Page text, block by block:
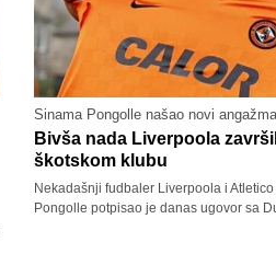
Sinama Pongolle našao novi
Bivša nada Liverpoola
škotskom klubu
Nekadašnji fudbaler Liverpoola i
Pongolle potpisao je danas ugovor sa